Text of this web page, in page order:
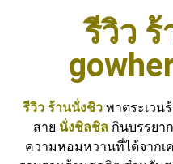
รีวิว
รีวิว ร้านนั่งชิว พาตระเวน
สาย นั่งชิลชิลกินบรรยา
ความหอมหวานที่ได้จากเ